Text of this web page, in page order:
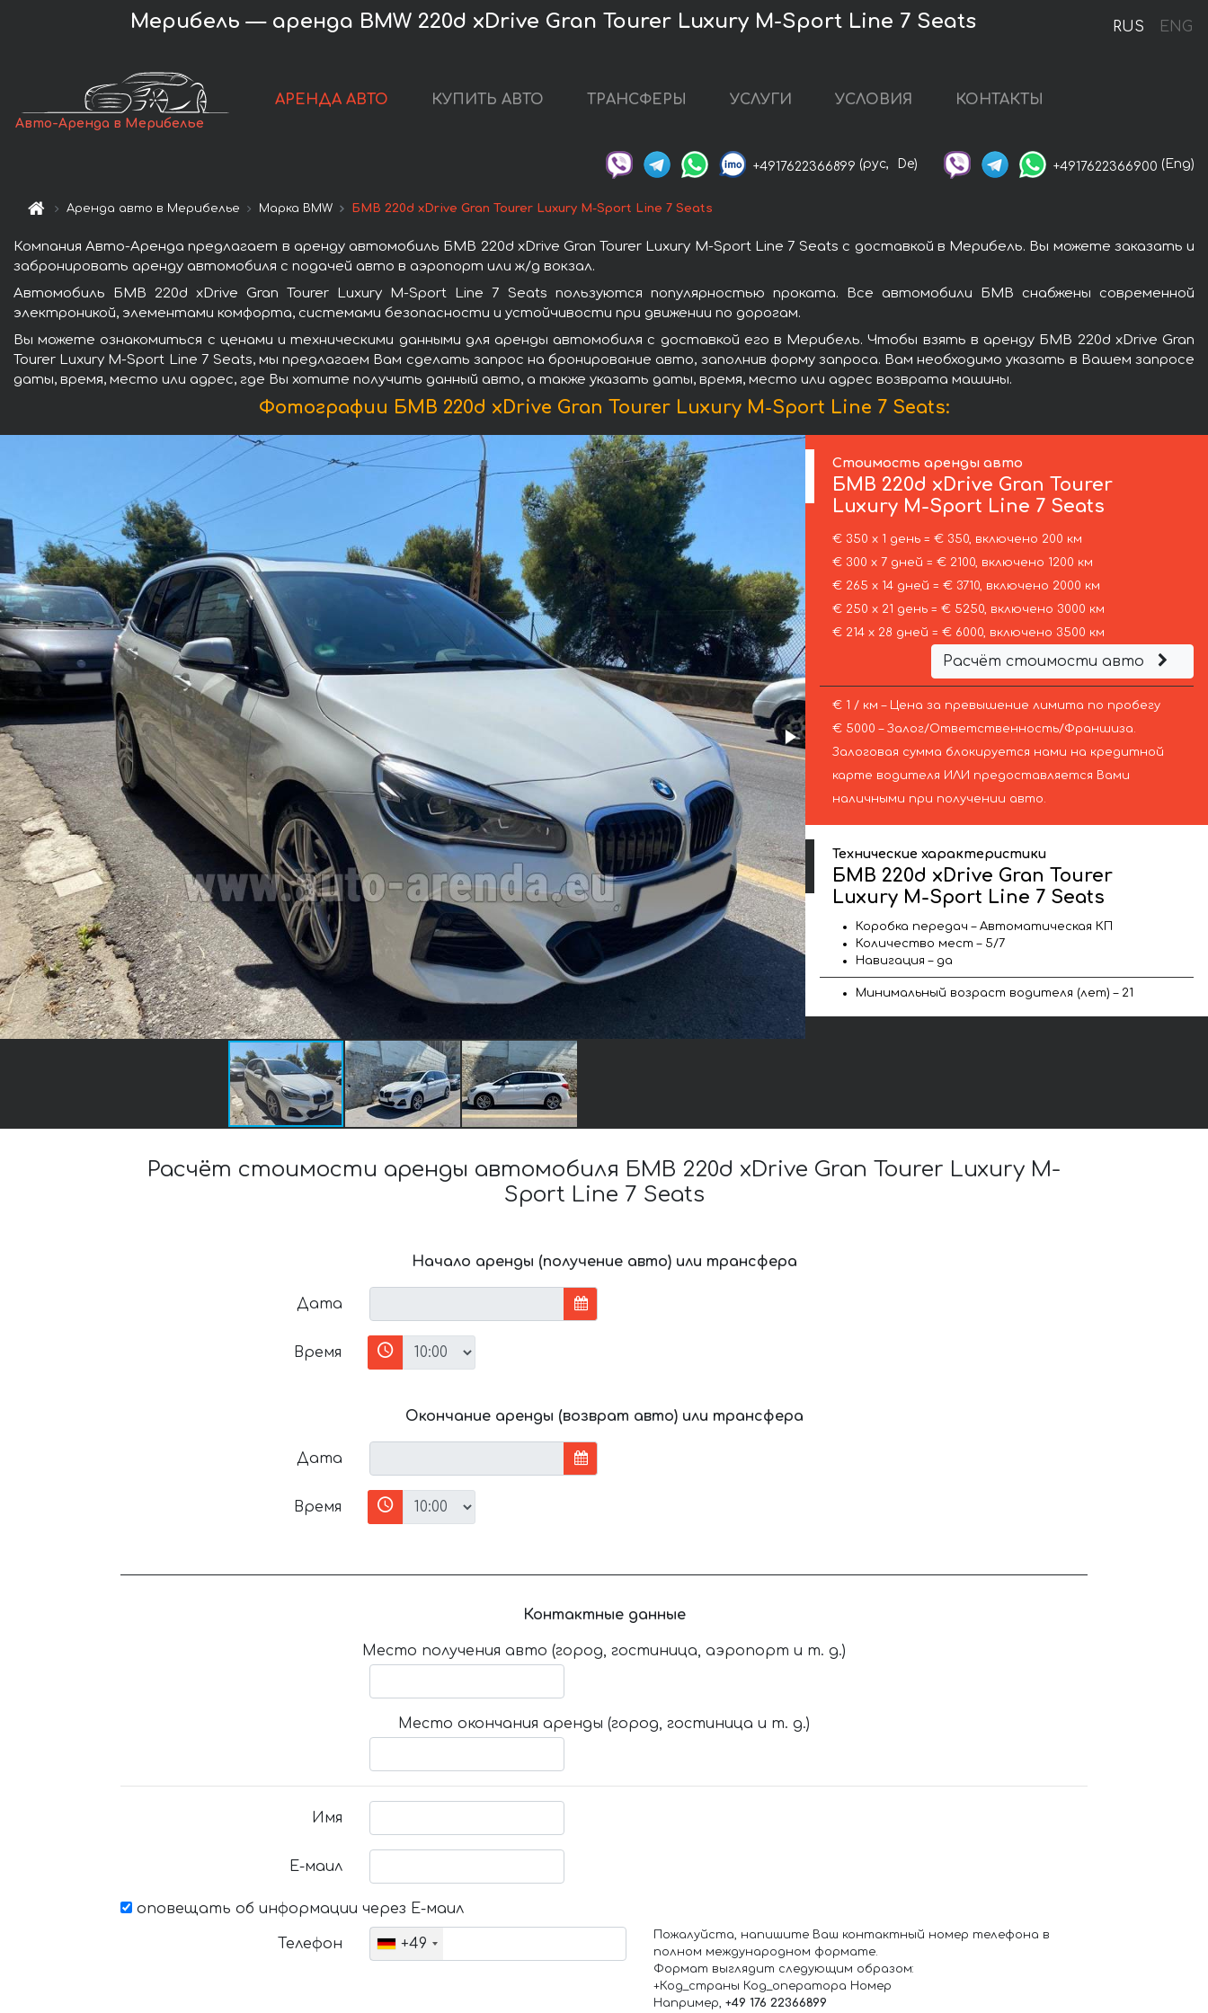
RUS ENG
Мерибель — аренда BMW 220d xDrive Gran Tourer Luxury M-Sport Line 7 Seats
Авто-Аренда в Мерибелье
АРЕНДА АВТО КУПИТЬ АВТО ТРАНСФЕРЫ УСЛУГИ УСЛОВИЯ КОНТАКТЫ
+4917622366899 (рус, De) +4917622366900 (Eng)
Аренда авто в Мерибелье Марка BMW БМВ 220d xDrive Gran Tourer Luxury M-Sport Line 7 Seats
Компания Авто-Аренда предлагает в аренду автомобиль БМВ 220d xDrive Gran Tourer Luxury M-Sport Line 7 Seats с доставкой в Мерибель. Вы можете заказать и
забронировать аренду автомобиля с подачей авто в аэропорт или ж/д вокзал.
Автомобиль БМВ 220d xDrive Gran Tourer Luxury M-Sport Line 7 Seats пользуются популярностью проката. Все автомобили БМВ снабжены современной
электроникой, элементами комфорта, системами безопасности и устойчивости при движении по дорогам.
Вы можете ознакомиться с ценами и техническими данными для аренды автомобиля с доставкой его в Мерибель. Чтобы взять в аренду БМВ 220d xDrive Gran
Tourer Luxury M-Sport Line 7 Seats, мы предлагаем Вам сделать запрос на бронирование авто, заполнив форму запроса. Вам необходимо указать в Вашем запросе
даты, время, место или адрес, где Вы хотите получить данный авто, а также указать даты, время, место или адрес возврата машины.
Фотографии БМВ 220d xDrive Gran Tourer Luxury M-Sport Line 7 Seats:
Стоимость аренды авто
БМВ 220d xDrive Gran Tourer
Luxury M-Sport Line 7 Seats
€ 350 х 1 день = € 350, включено 200 км
€ 300 х 7 дней = € 2100, включено 1200 км
€ 265 х 14 дней = € 3710, включено 2000 км
€ 250 х 21 день = € 5250, включено 3000 км
€ 214 х 28 дней = € 6000, включено 3500 км
Расчёт стоимости авто
€ 1 / км – Цена за превышение лимита по пробегу
€ 5000 – Залог/Ответственность/Франшиза.
Залоговая сумма блокируется нами на кредитной
карте водителя ИЛИ предоставляется Вами
наличными при получении авто.
Технические характеристики
БМВ 220d xDrive Gran Tourer
Luxury M-Sport Line 7 Seats
Коробка передач – Автоматическая КП
Количество мест – 5/7
Навигация – да
Минимальный возраст водителя (лет) – 21
Расчёт стоимости аренды автомобиля БМВ 220d xDrive Gran Tourer Luxury M-
Sport Line 7 Seats
Начало аренды (получение авто) или трансфера
Дата
Время
Окончание аренды (возврат авто) или трансфера
Дата
Время
Контактные данные
Место получения авто (город, гостиница, аэропорт и т. д.)
Место окончания аренды (город, гостиница и т. д.)
Имя
Е-маил
оповещать об информации через Е-маил
Телефон +49
Пожалуйста, напишите Ваш контактный номер телефона в
полном международном формате.
Формат выглядит следующим образом:
+Код_страны Код_оператора Номер
Например, +49 176 22366899